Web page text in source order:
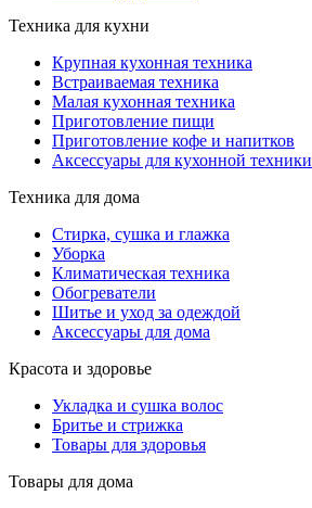
Техника для кухни
Крупная кухонная техника
Встраиваемая техника
Малая кухонная техника
Приготовление пищи
Приготовление кофе и напитков
Аксессуары для кухонной техники
Техника для дома
Стирка, сушка и глажка
Уборка
Климатическая техника
Обогреватели
Шитье и уход за одеждой
Аксессуары для дома
Красота и здоровье
Укладка и сушка волос
Бритье и стрижка
Товары для здоровья
Товары для дома